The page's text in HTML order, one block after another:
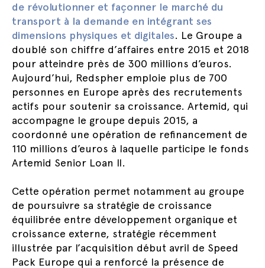
de révolutionner et façonner le marché du
transport à la demande en intégrant ses
dimensions physiques et digitales. Le Groupe a
doublé son chiffre d’affaires entre 2015 et 2018
pour atteindre près de 300 millions d’euros.
Aujourd’hui, Redspher emploie plus de 700
personnes en Europe après des recrutements
actifs pour soutenir sa croissance. Artemid, qui
accompagne le groupe depuis 2015, a
coordonné une opération de refinancement de
110 millions d’euros à laquelle participe le fonds
Artemid Senior Loan II.
Cette opération permet notamment au groupe
de poursuivre sa stratégie de croissance
équilibrée entre développement organique et
croissance externe, stratégie récemment
illustrée par l’acquisition début avril de Speed
Pack Europe qui a renforcé la présence de